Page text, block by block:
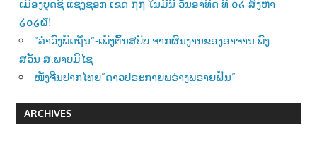
ເມືອງບຸດຊີ ແຊງຊອກ ເຂດ ໗໗ ໃນມື້ນີ້ ວັນອາທີດ ທີ ໐໒ ສີງຫາ
໒໐໒໖!
“ລຳວົງພັດຖິ່ນ“-ເພັງຕົ້ນສບັບ ຈາກຜົນງານຂອງອາຈານ ພົງ
ສວັນ ສ.ພາບມີໄຊ
ໜັງຈີນປາກໄທຍ”ດາວປຣະກາຍພຣ່າງພຣາຍຝັນ”
ARCHIVES